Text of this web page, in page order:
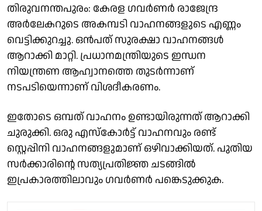
തിരുവനന്തപുരം: കേരള ഗവർണർ രാജേന്ദ്ര
അർലേകറുടെ അകമ്പടി വാഹനങ്ങളുടെ എണ്ണം
വെട്ടിക്കുറച്ചു. ഒൻപത് സുരക്ഷാ വാഹനങ്ങൾ
ആറാക്കി മാറ്റി. പ്രധാനമന്ത്രിയുടെ ഇന്ധന
നിയന്ത്രണ ആഹ്വാനത്തെ തുടർന്നാണ്
നടപടിയെന്നാണ് വിശദീകരണം.
ഇതോടെ ഒമ്പത് വാഹനം ഉണ്ടായിരുന്നത് ആറാക്കി
ചുരുക്കി. ഒരു എസ്കോർട്ട് വാഹനവും രണ്ട്
സ്റ്റെപ്പിനി വാഹനങ്ങളുമാണ് ഒഴിവാക്കിയത്. പുതിയ
സർക്കാരിൻ്റെ സത്യപ്രതി‍ജ്ഞ ചടങ്ങിൽ
ഇപ്രകാരത്തിലാവും ഗവർണർ പങ്കെടുക്കുക.